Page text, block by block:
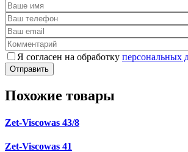
Я согласен на обработку персональных
Похожие товары
Zet-Viscowas 43/8
Zet-Viscowas 41